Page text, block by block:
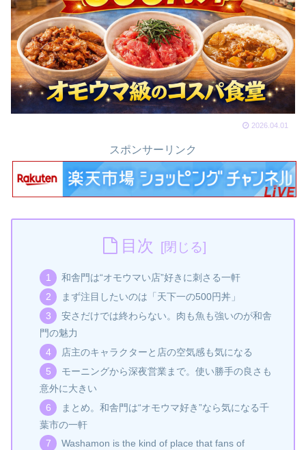
2026.04.01
スポンサーリンク
目次
和舎門は“オモウマい店”好きに刺さる一軒
まず注目したいのは「天下一の500円丼」
安さだけでは終わらない。肉も魚も強いのが和舎
門の魅力
店主のキャラクターと店の空気感も気になる
モーニングから深夜営業まで。使い勝手の良さも
意外に大きい
まとめ。和舎門は“オモウマ好き”なら気になる千
葉市の一軒
Washamon is the kind of place that fans of